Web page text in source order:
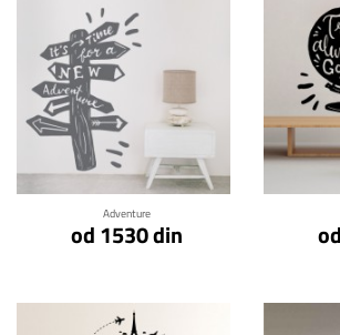
Adventure
od 1530 din
Klikni za detalje